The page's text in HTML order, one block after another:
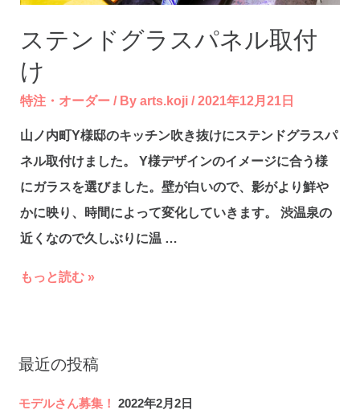
最近の投稿
モデルさん募集！ 2022年2月2日
ステンドグラスパネル取付
け
特注・オーダー/ By arts.koji /2021年12月21日
山ノ内町Y様邸のキッチン吹き抜けにステンドグラスパ
ネル取付けました。 Y様デザインのイメージに合う様
にガラスを選びました。壁が白いので、影がより鮮や
かに映り、時間によって変化していきます。 渋温泉の
近くなので久しぶりに温 …
ス
ラ
もっと読む »